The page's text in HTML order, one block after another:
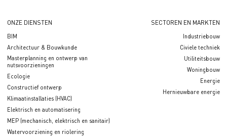
ONZE DIENSTEN
BIM
Architectuur & Bouwkunde
Masterplanning en ontwerp van
nutsvoorzieningen
Ecologie
Constructief ontwerp
Klimaatinstallaties (HVAC)
Elektrisch en automatisering
MEP (mechanisch, elektrisch en sanitair)
Watervoorziening en riolering
SECTOREN EN MARKTEN
Industriebouw
Civiele techniek
Utiliteitsbouw
Woningbouw
Energie
Hernieuwbare energie